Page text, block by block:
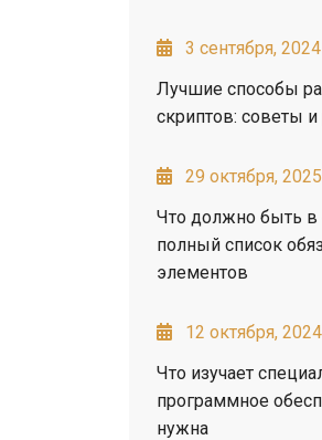
3 сентября, 2024
Лучшие способы
скриптов: советы
29 октября, 2025
Что должно быть в
полный список
элементов
12 октября, 2024
Что изучает
программное
нужна